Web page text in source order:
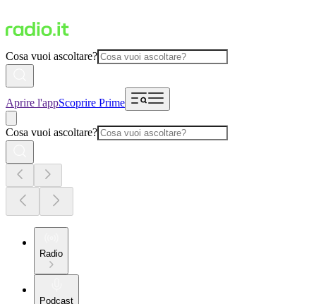
Cosa vuoi ascoltare?
Aprire l'appScoprire Prime
Cosa vuoi ascoltare?
Radio
Podcast